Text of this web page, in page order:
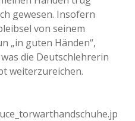
gewesen. Insofern
von seinem
„in guten Händen“,
die Deutschlehrerin
weiterzureichen.